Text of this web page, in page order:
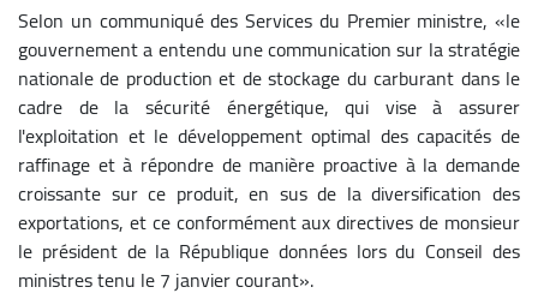
Selon un communiqué des Services du Premier ministre, «le
gouvernement a entendu une communication sur la stratégie
nationale de production et de stockage du carburant dans le
cadre de la sécurité énergétique, qui vise à assurer
l'exploitation et le développement optimal des capacités de
raffinage et à répondre de manière proactive à la demande
croissante sur ce produit, en sus de la diversification des
exportations, et ce conformément aux directives de monsieur
le président de la République données lors du Conseil des
ministres tenu le 7 janvier courant».